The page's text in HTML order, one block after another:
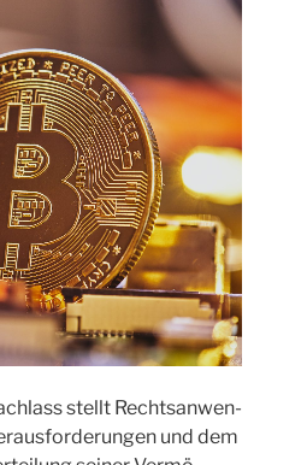
stellt Rechts­an­wen­
und dem